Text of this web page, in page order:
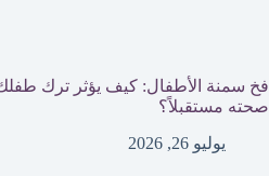
فخ سمنة الأطفال: كيف يؤثر ترك
صحته مستقبلاً؟
يوليو 26, 2026